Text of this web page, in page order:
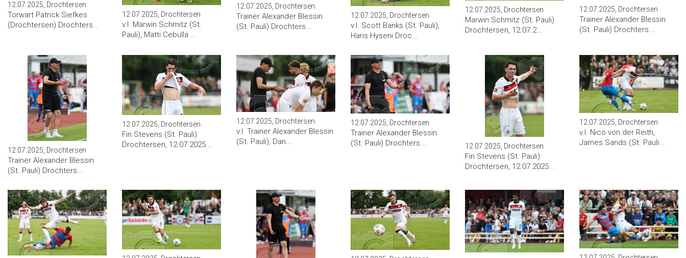
12.07.2025, Drochtersen
Torwart Patrick Siefkes
(Drochtersen) Drochters...
12.07.2025, Drochtersen
v.l. Marwin Schmitz (St.
Pauli), Matti Cebulla ...
12.07.2025, Drochtersen
Trainer Alexander Blessin
(St. Pauli) Drochters...
12.07.2025, Drochtersen
v.l. Scott Banks (St. Pauli),
Haris Hyseni Droc...
12.07.2025, Drochtersen
Marwin Schmitz (St. Pauli)
Drochtersen, 12.07.2...
12.07.2025, Drochtersen
Trainer Alexander Blessin
(St. Pauli) Drochters...
12.07.2025, Drochtersen
Trainer Alexander Blessin
(St. Pauli) Drochters...
12.07.2025, Drochtersen
Fin Stevens (St. Pauli)
Drochtersen, 12.07.2025...
12.07.2025, Drochtersen
v.l. Trainer Alexander Blessin
(St. Pauli), Dan...
12.07.2025, Drochtersen
Trainer Alexander Blessin
(St. Pauli) Drochters...
12.07.2025, Drochtersen
Fin Stevens (St. Pauli)
Drochtersen, 12.07.2025...
12.07.2025, Drochtersen
v.l. Nico von der Reith,
James Sands (St. Pauli...